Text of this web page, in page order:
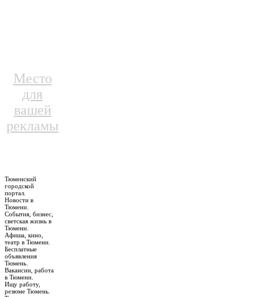
Место
для
вашей
рекламы
Тюменский
городской
портал.
Новости в
Тюмени.
События, бизнес,
светская жизнь в
Тюмени.
Афиша, кино,
театр в Тюмени.
Бесплатные
объявления
Тюмень.
Вакансии, работа
в Тюмени.
Ищу работу,
резюме Тюмень.